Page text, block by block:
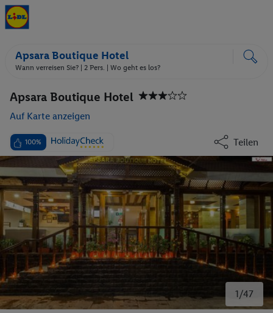
Apsara Boutique Hotel
Wann verreisen Sie? | 2 Pers. | Wo geht es los?
Apsara Boutique Hotel
Auf Karte anzeigen
100% Teilen
1/47